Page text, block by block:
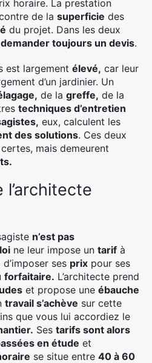
horaire. La prestation
de la superficie des
du projet. Dans les deux
demander toujours un devis.
est largement élevé, car leur
d’un jardinier. Un
de la greffe, de la
techniques d’entretien
eux, calculent les
des solutions. Ces deux
certes, mais demeurent
n’est pas
ne leur impose un tarif à
d’imposer ses prix pour ses
forfaitaire. L’architecte prend
et propose une ébauche
travail s’achève sur cette
que vous lui accordiez le
Ses tarifs sont alors
en étude et
se situe entre 40 à 60